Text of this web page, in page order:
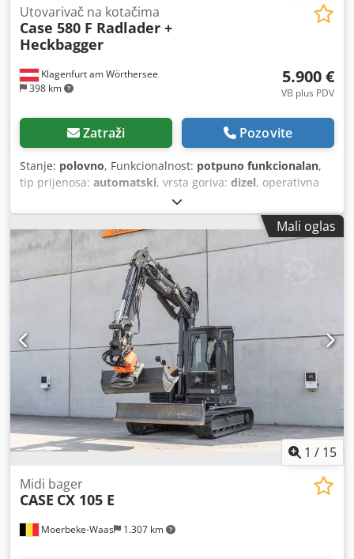
Klagenfurt am Wörthersee
398 km
Utovarivač na kotačima
Case 580 F Radlader +
Heckbagger
5.900 €
VB plus PDV
Zatraži Pozovite
Stanje: polovno, Funkcionalnost: potpuno funkcionalan,
tip prijenosa: automatski, vrsta goriva: dizel, operativna
, konfiguracija osovina:
registracija:10/1977, Godina izgradnje:1977, Oprema:
hidraulika, Mali oglas
1 / 15
Moerbeke-Waas 1.307 km
Midi bager
CASE CX 105 E